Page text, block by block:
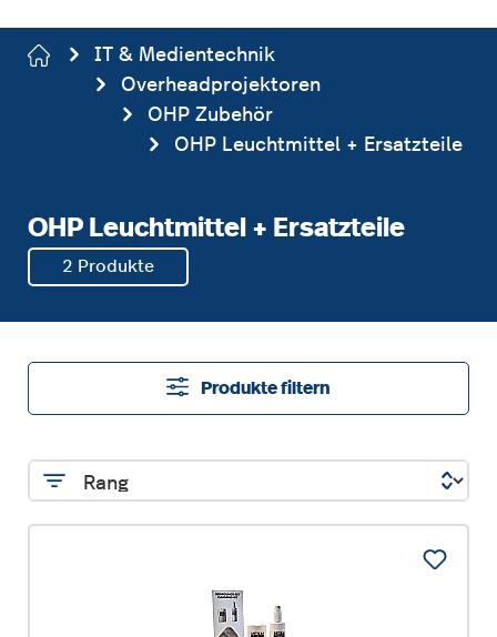
IT & Medientechnik
Overheadprojektoren
OHP Zubehör
OHP Leuchtmittel + Ersatzteile
OHP Leuchtmittel + Ersatzteile
2 Produkte
Produkte filtern